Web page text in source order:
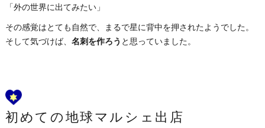
「外の世界に出てみたい」
その感覚はとても自然で、まるで星に背中を押されたようでした。
そして気づけば、 名刺を作ろう と思っていました。
初めての地球マルシェ出店